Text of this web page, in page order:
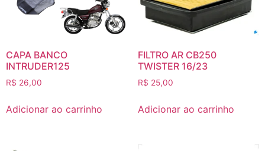
CAPA BANCO
INTRUDER125
R$ 26,00
Adicionar ao carrinho
FILTRO AR CB250
TWISTER 16/23
R$ 25,00
Adicionar ao carrinho